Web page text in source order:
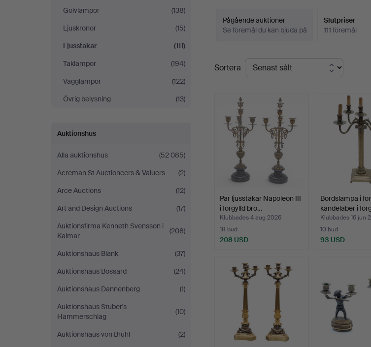
Golvlampor
(138)
Ljuskronor
(15)
Ljusstakar
(111)
Taklampor
(194)
Vägglampor
(122)
Övrig belysning
(13)
Auktionshus
Alla auktionshus
(52 085)
Acreman St Auctioneers & Valuers
(2)
Arce Auctions
(12)
Art and Design Auctions
(17)
Auktionsfirma Kenneth Svensson i
Kalmar
(208)
Auktionshaus Blank
(37)
Auktionshaus Bossard
(24)
Auktionshaus Dannenberg
(1)
Auktionshaus Stuber's
Hammerschlag
(10)
Auktionshaus von Brühl
(2)
Pågående auktioner
Se föremål du kan bjuda på
Slutpriser
111 föremål
Slutpriser
Sortera
Par ljusstakar Napoleon III
i förgylld bro…
Klubbades 4 aug 2026
18 bud
208 USD
Bordslampa i
kandelaber i
Klubbades 16 jun
10 bud
93 USD